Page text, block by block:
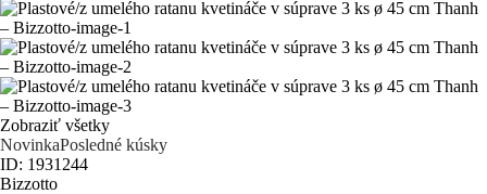
Zobraziť všetky
NovinkaPosledné kúsky
ID: 1931244
Bizzotto